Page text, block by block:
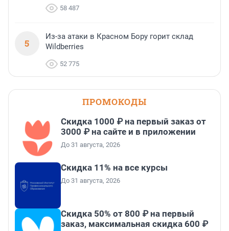
58 487
5
Из-за атаки в Красном Бору горит склад
Wildberries
52 775
ПРОМОКОДЫ
Скидка 1000 ₽ на первый заказ от
3000 ₽ на сайте и в приложении
До 31 августа, 2026
Скидка 11% на все курсы
До 31 августа, 2026
Скидка 50% от 800 ₽ на первый
заказ, максимальная скидка 600 ₽